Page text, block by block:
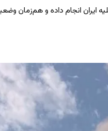
ایران انجام داده و هم‌زمان